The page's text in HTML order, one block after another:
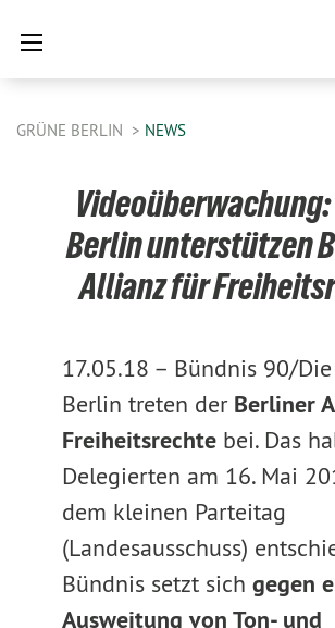
GRÜNE BERLIN NEWS
Videoüberwachung:
Berlin unterstützen
Allianz für
17.05.18 – Bündnis 90/
Berlin treten der Berliner
Freiheitsrechtebei. Das
Delegierten am 16. Mai
dem kleinen Parteitag
(Landesausschuss)
Bündnis setzt sich gegen
Ausweitung von Ton- und